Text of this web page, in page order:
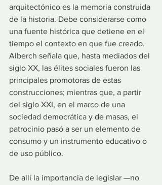
arquitectónico es la memoria construida
de la historia. Debe considerarse como
una fuente histórica que detiene en el
tiempo el contexto en que fue creado.
Alberch señala que, hasta mediados del
siglo XX, las élites sociales fueron las
principales promotoras de estas
construcciones; mientras que, a partir
del siglo XXI, en el marco de una
sociedad democrática y de masas, el
patrocinio pasó a ser un elemento de
consumo y un instrumento educativo o
de uso público.
De allí la importancia de legislar —no